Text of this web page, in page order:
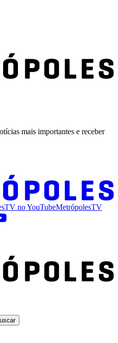
mais importantes e receber
noYouTubeMetrópolesTV